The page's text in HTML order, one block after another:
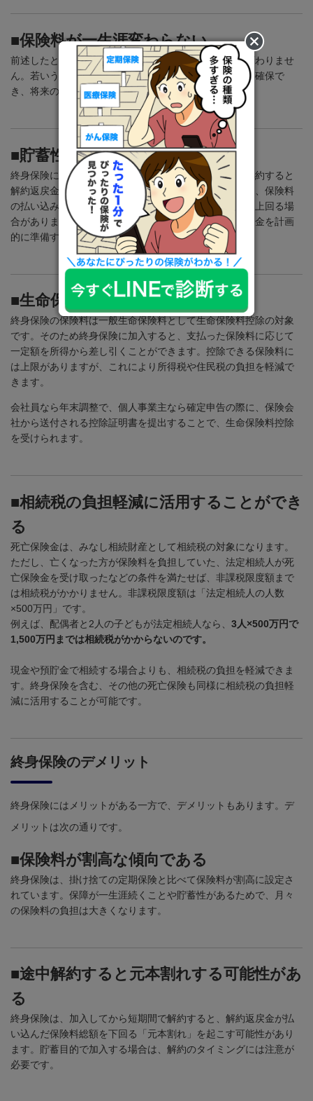
■保険料が一生涯変わらない
前述したとおり、終身保険は契約時の保険料が一生涯変わりませ
ん。若いうちに加入すれば、保険料が割安なまま保障を確保で
き、将来の家計への負担を抑えることができます。
■貯蓄性がある
終身保険には貯蓄性があります。掛け捨てではなく、解約すると
解約返戻金をもらえるのが特徴のひとつです。一定期間、保険料
の払い込みを続けると、解約返戻金が払込保険料総額を上回る場
合があります。この特性を利用して、将来必要となる資金を計画
的に準備することができます。
■生命保険料控除を受けられる
終身保険の保険料は一般生命保険料として生命保険料控除の対象
です。そのため終身保険に加入すると、支払った保険料に応じて
一定額を所得から差し引くことができます。控除できる保険料に
は上限がありますが、これにより所得税や住民税の負担を軽減で
きます。
会社員なら年末調整で、個人事業主なら確定申告の際に、保険会
社から送付される控除証明書を提出することで、生命保険料控除
を受けられます。
■相続税の負担軽減に活用することができ
る
死亡保険金は、みなし相続財産として相続税の対象になります。
ただし、亡くなった方が保険料を負担していた、法定相続人が死
亡保険金を受け取ったなどの条件を満たせば、非課税限度額まで
は相続税がかかりません。非課税限度額は「法定相続人の人数
×500万円」です。
例えば、配偶者と 2 人の子どもが法定相続人なら、 3人×500万円で
1,500万円までは相続税がかからないのです。
現金や預貯金で相続する場合よりも、相続税の負担を軽減できま
す。終身保険を含む、その他の死亡保険も同様に相続税の負担軽
減に活用することが可能です。
終身保険のデメリット
終身保険にはメリットがある一方で、デメリットもあります。デ
メリットは次の通りです。
■保険料が割高な傾向である
終身保険は、掛け捨ての定期保険と比べて保険料が割高に設定さ
れています。保障が一生涯続くことや貯蓄性があるためで、月々
の保険料の負担は大きくなります。
■途中解約すると元本割れする可能性があ
る
終身保険は、加入してから短期間で解約すると、解約返戻金が払
い込んだ保険料総額を下回る「元本割れ」を起こす可能性があり
ます。貯蓄目的で加入する場合は、解約のタイミングには注意が
必要です。